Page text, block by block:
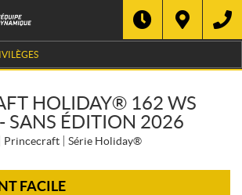
HOLIDAY® 162 WS
SANS ÉDITION 2026
Princecraft Série Holiday®
FACILE